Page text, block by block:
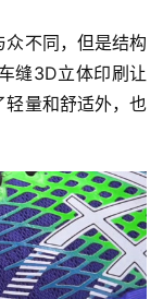
众不同，但是结构
缝3D立体印刷让
轻量和舒适外，也